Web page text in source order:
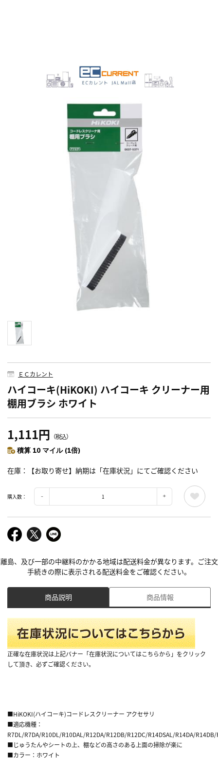
ＥＣカレント
ハイコーキ(HiKOKI) ハイコーキ クリーナー用
棚用ブラシ ホワイト
1,111円 （税込）
積算 10 マイル (1倍)
在庫 【お取り寄せ】納期は「在庫状況」にてご確認ください
購入数：
離島、及び一部の中継料のかかる地域は配送料金が異なります。ご注文
手続きの際に表示される配送料金をご確認ください。
商品説明 商品情報
正確な在庫状況は上記バナー「在庫状況についてはこちらから」をクリック
して頂き、必ずご確認ください。
■HiKOKI(ハイコーキ)コードレスクリーナー アクセサリ
■適応機種：
R7DL/R7DA/R10DL/R10DAL/R12DA/R12DB/R12DC/R14DSAL/R14DA/
■じゅうたんやシートの上、棚などの高さのある上面の掃除が楽に
■カラー：ホワイト